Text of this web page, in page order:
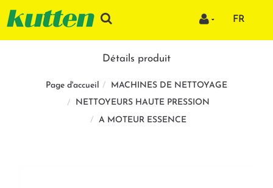
FR
Détails produit
Page d'accueil
MACHINES DE NETTOYAGE
NETTOYEURS HAUTE PRESSION
A MOTEUR ESSENCE